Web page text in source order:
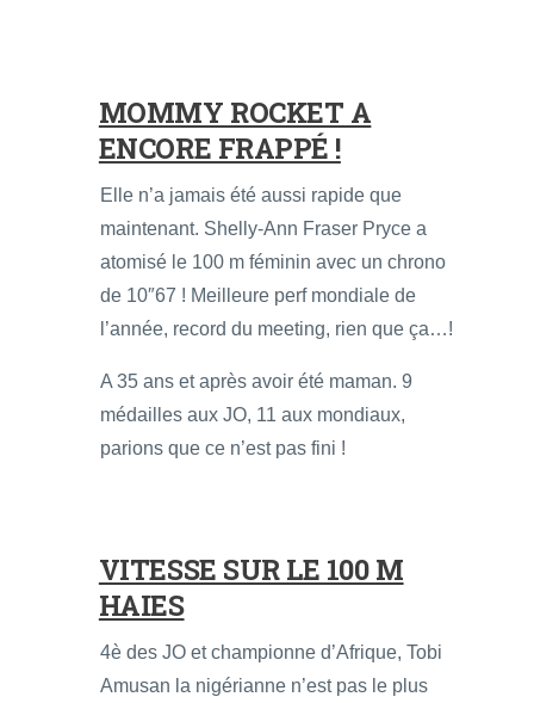
MOMMY ROCKET A
ENCORE FRAPPÉ !
Elle n’a jamais été aussi rapide que
maintenant. Shelly-Ann Fraser Pryce a
atomisé le 100 m féminin avec un chrono
de 10″67 ! Meilleure perf mondiale de
l’année, record du meeting, rien que ça…!
A 35 ans et après avoir été maman. 9
médailles aux JO, 11 aux mondiaux,
parions que ce n’est pas fini !
VITESSE SUR LE 100 M
HAIES
4è des JO et championne d’Afrique, Tobi
Amusan la nigérianne n’est pas le plus